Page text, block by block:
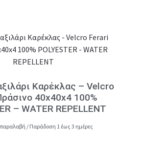
Καρέκλας – Velcro
40x40x4 100%
– WATER REPELLENT
/ Παράδοση 1 έως 3 ημέρες